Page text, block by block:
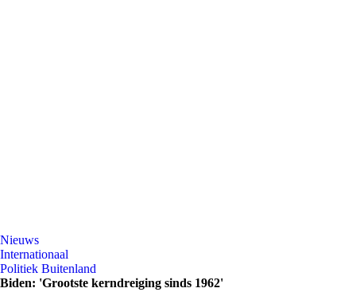
Nieuws
Internationaal
Politiek Buitenland
Biden: 'Grootste kerndreiging sinds 1962'